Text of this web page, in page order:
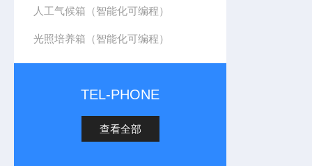
人工气候箱（智能化可编程）
光照培养箱（智能化可编程）
TEL-PHONE
查看全部